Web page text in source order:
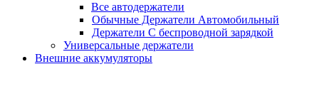
Все автодержатели
Обычные Держатели Автомобильный
Держатели С беспроводной зарядкой
Универсальные держатели
Внешние аккумуляторы